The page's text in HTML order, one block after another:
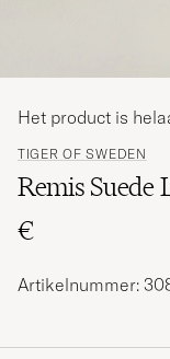
TIGER OF SWEDEN
Remis Suede
€
Het product is
Artikelnummer: